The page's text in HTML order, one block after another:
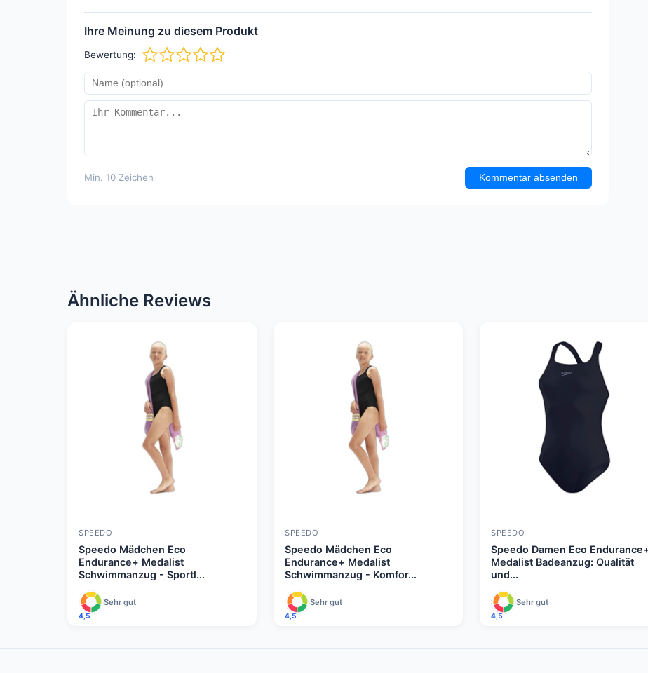
Ihre Meinung zu diesem Produkt
Bewertung:
Min. 10 Zeichen Kommentar absenden
Ähnliche Reviews
SPEEDO
Speedo Mädchen Eco
Endurance+ Medalist
Schwimmanzug - Sportl...
4,5
Sehr gut
SPEEDO
Speedo Mädchen Eco
Endurance+ Medalist
Schwimmanzug - Komfor...
4,5
Sehr gut
SPEEDO
Speedo Damen Eco
Medalist Badeanzug: Qualität
und...
4,5
Sehr gut